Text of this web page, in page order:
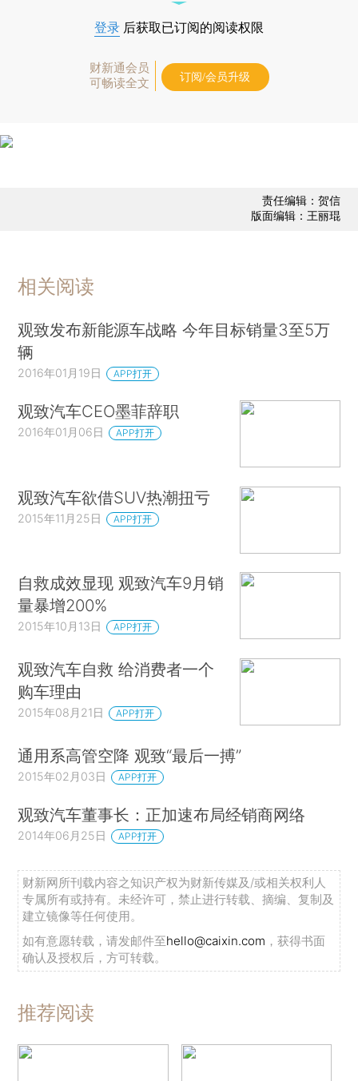
登录 后获取已订阅的阅读权限
财新通会员
可畅读全文
订阅/会员升级
责任编辑：贺信
版面编辑：王丽琨
相关阅读
观致发布新能源车战略 今年目标销量3至5万
辆
2016年01月19日 APP打开
观致汽车CEO墨菲辞职
2016年01月06日 APP打开
观致汽车欲借SUV热潮扭亏
2015年11月25日 APP打开
自救成效显现 观致汽车9月销
量暴增200%
2015年10月13日 APP打开
观致汽车自救 给消费者一个
购车理由
2015年08月21日 APP打开
通用系高管空降 观致“最后一搏”
2015年02月03日 APP打开
观致汽车董事长：正加速布局经销商网络
2014年06月25日 APP打开
财新网所刊载内容之知识产权为财新传媒及/或相关权利人
专属所有或持有。未经许可，禁止进行转载、摘编、复制及
建立镜像等任何使用。
如有意愿转载，请发邮件至hello@caixin.com ，获得书面
确认及授权后，方可转载。
推荐阅读